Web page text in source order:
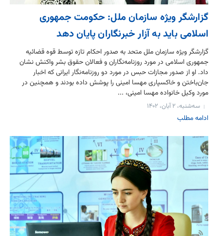
گزارشگر ویژه سازمان ملل: حکومت جمهوری
اسلامی باید به آزار خبرنگاران پایان دهد
گزارشگر ویژه سازمان ملل متحد به صدور احکام تازه توسط قوه قضائیه
جمهوری اسلامی در مورد روزنامه‌نگاران و فعالان حقوق بشر واکنش نشان
داد. او از صدور مجازات حبس در مورد دو روزنامه‌نگار ایرانی که اخبار
جان‌باختن و خاکسپاری مهسا امینی را پوشش داده بودند و همچنین در
مورد وکیل خانواده مهسا امینی، ...
سه‌شنبه، ۲ آبان، ۱۴۰۲
ادامه مطلب